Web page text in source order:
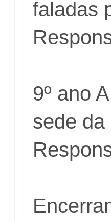
faladas
9º ano
sede